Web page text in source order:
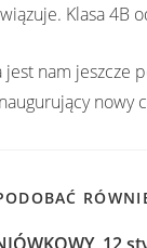
Klasa 4B
jest nam jeszcze
nowy
12